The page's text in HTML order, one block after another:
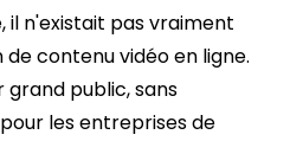
il n'existait pas vraiment
contenu vidéo en ligne.
grand public, sans
les entreprises de